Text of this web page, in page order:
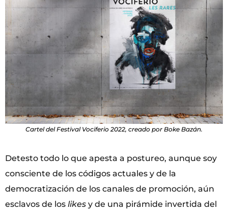
Cartel del Festival Vociferio 2022, creado por Boke Bazán.
Detesto todo lo que apesta a postureo, aunque soy
consciente de los códigos actuales y de la
democratización de los canales de promoción, aún
esclavos de los likes y de una pirámide invertida del